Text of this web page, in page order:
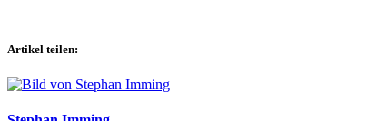
Artikel teilen: